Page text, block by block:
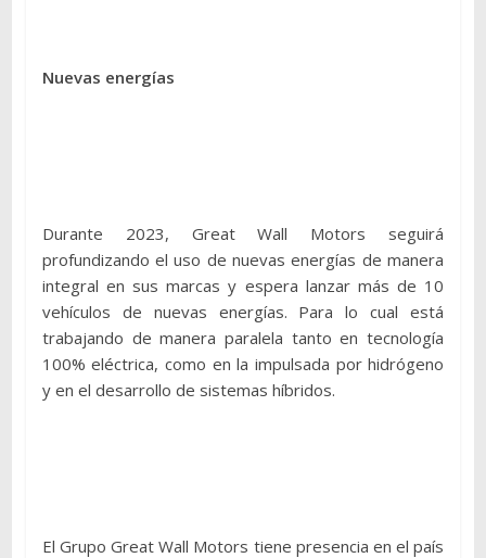
Nuevas energías
Durante 2023, Great Wall Motors seguirá
profundizando el uso de nuevas energías de manera
integral en sus marcas y espera lanzar más de 10
vehículos de nuevas energías. Para lo cual está
trabajando de manera paralela tanto en tecnología
100% eléctrica, como en la impulsada por hidrógeno
y en el desarrollo de sistemas híbridos.
El Grupo Great Wall Motors tiene presencia en el país